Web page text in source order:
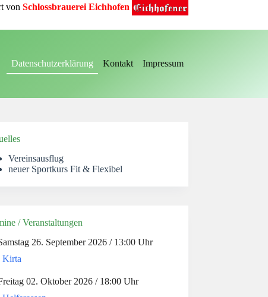
von Schlossbrauerei Eichhofen
Datenschutzerklärung Kontakt Impressum
Vereinsausflug
neuer Sportkurs Fit & Flexibel
/ Veranstaltungen
26. September 2026 / 13:00 Uhr
Kirta
02. Oktober 2026 / 18:00 Uhr